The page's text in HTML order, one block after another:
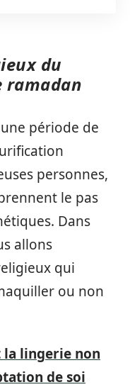
du
période de
personnes,
le pas
Dans
allons
qui
ou non
la lingerie non
de soi